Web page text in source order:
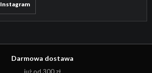
Instagram
Darmowa dostawa